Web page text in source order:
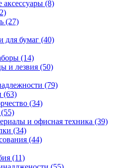
(8)
(27)
для бумаг (40)
(14)
и лезвия (50)
(79)
(63)
(34)
и офисная техника (39)
(34)
(44)
(11)